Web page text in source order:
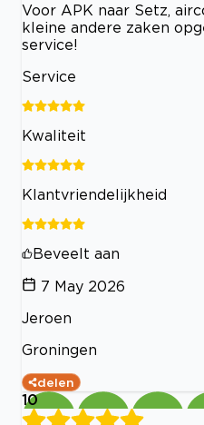
Voor APK naar Setz,
kleine andere zaken
service!
Service
Kwaliteit
Klantvriendelijkheid
Beveelt aan
7 May 2026
Jeroen
Groningen
delen
10